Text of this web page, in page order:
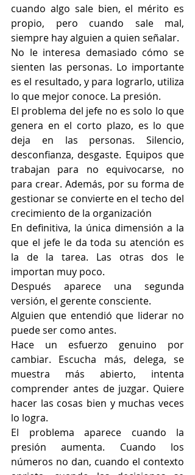
cuando algo sale bien, el mérito es
propio, pero cuando sale mal,
siempre hay alguien a quien señalar.
No le interesa demasiado cómo se
sienten las personas. Lo importante
es el resultado, y para lograrlo, utiliza
lo que mejor conoce. La presión.
El problema del jefe no es solo lo que
genera en el corto plazo, es lo que
deja en las personas. Silencio,
desconfianza, desgaste. Equipos que
trabajan para no equivocarse, no
para crear. Además, por su forma de
gestionar se convierte en el techo del
crecimiento de la organización
En definitiva, la única dimensión a la
que el jefe le da toda su atención es
la de la tarea. Las otras dos le
importan muy poco.
Después aparece una segunda
versión, el gerente consciente.
Alguien que entendió que liderar no
puede ser como antes.
Hace un esfuerzo genuino por
cambiar. Escucha más, delega, se
muestra más abierto, intenta
comprender antes de juzgar. Quiere
hacer las cosas bien y muchas veces
lo logra.
El problema aparece cuando la
presión aumenta. Cuando los
números no dan, cuando el contexto